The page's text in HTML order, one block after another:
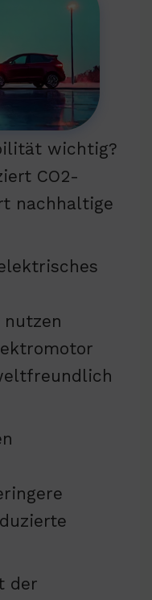
wichtig?
CO2-
nachhaltige
nutzen
der